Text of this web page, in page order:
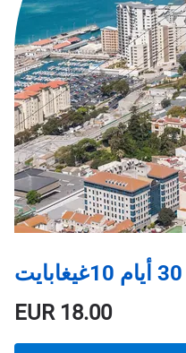
EUR18.00